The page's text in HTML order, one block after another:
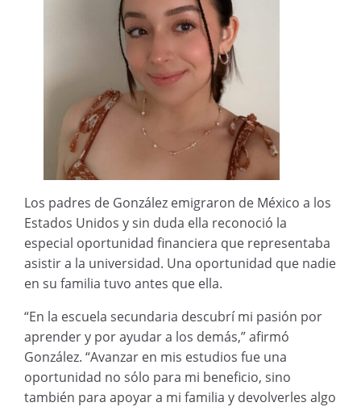
Los padres de González emigraron de México a los
Estados Unidos y sin duda ella reconoció la
especial oportunidad financiera que representaba
asistir a la universidad. Una oportunidad que nadie
en su familia tuvo antes que ella.
“En la escuela secundaria descubrí mi pasión por
aprender y por ayudar a los demás,” afirmó
González. “Avanzar en mis estudios fue una
oportunidad no sólo para mi beneficio, sino
también para apoyar a mi familia y devolverles algo